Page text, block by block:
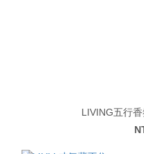
LIVING五行